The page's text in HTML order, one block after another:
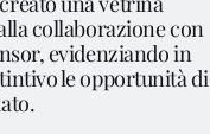
collaborazione con
evidenziando in
le opportunità di